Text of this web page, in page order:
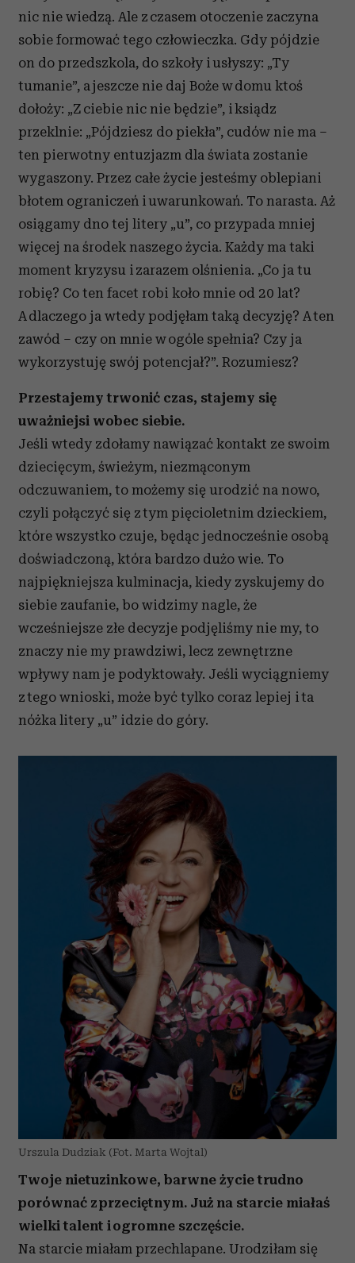
nic nie wiedzą. Ale z czasem otoczenie zaczyna
sobie formować tego człowieczka. Gdy pójdzie
on do przedszkola, do szkoły i usłyszy: „Ty
tumanie”, a jeszcze nie daj Boże w domu ktoś
dołoży: „Z ciebie nic nie będzie”, i ksiądz
przeklnie: „Pójdziesz do piekła”, cudów nie ma –
ten pierwotny entuzjazm dla świata zostanie
wygaszony. Przez całe życie jesteśmy oblepiani
błotem ograniczeń i uwarunkowań. To narasta. Aż
osiągamy dno tej litery „u”, co przypada mniej
więcej na środek naszego życia. Każdy ma taki
moment kryzysu i zarazem olśnienia. „Co ja tu
robię? Co ten facet robi koło mnie od 20 lat?
A dlaczego ja wtedy podjęłam taką decyzję? A ten
zawód – czy on mnie w ogóle spełnia? Czy ja
wykorzystuję swój potencjał?”. Rozumiesz?
Przestajemy trwonić czas, stajemy się
uważniejsi wobec siebie.
Jeśli wtedy zdołamy nawiązać kontakt ze swoim
dziecięcym, świeżym, niezmąconym
odczuwaniem, to możemy się urodzić na nowo,
czyli połączyć się z tym pięcioletnim dzieckiem,
które wszystko czuje, będąc jednocześnie osobą
doświadczoną, która bardzo dużo wie. To
najpiękniejsza kulminacja, kiedy zyskujemy do
siebie zaufanie, bo widzimy nagle, że
wcześniejsze złe decyzje podjęliśmy nie my, to
znaczy nie my prawdziwi, lecz zewnętrzne
wpływy nam je podyktowały. Jeśli wyciągniemy
z tego wnioski, może być tylko coraz lepiej i ta
nóżka litery „u” idzie do góry.
Urszula Dudziak (Fot. Marta Wojtal)
Twoje nietuzinkowe, barwne życie trudno
porównać z przeciętnym. Już na starcie miałaś
wielki talent i ogromne szczęście.
Na starcie miałam przechlapane. Urodziłam się